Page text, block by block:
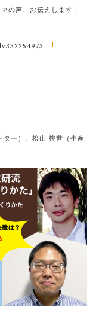
の声、お伝えします！
ター）、松山 桃世（生産